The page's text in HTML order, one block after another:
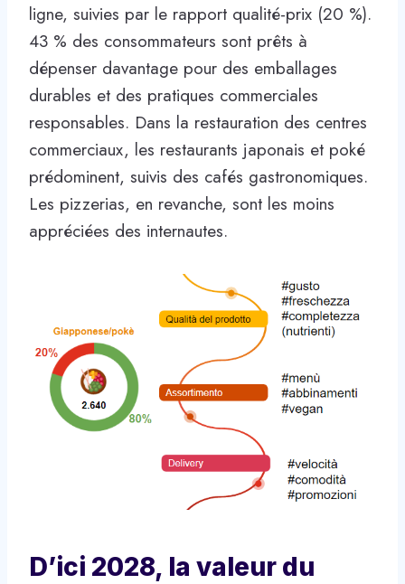
ligne, suivies par le rapport qualité-prix (20 %).
43 % des consommateurs sont prêts à
dépenser davantage pour des emballages
durables et des pratiques commerciales
responsables. Dans la restauration des centres
commerciaux, les restaurants japonais et poké
prédominent, suivis des cafés gastronomiques.
Les pizzerias, en revanche, sont les moins
appréciées des internautes.
D’ici 2028, la valeur du